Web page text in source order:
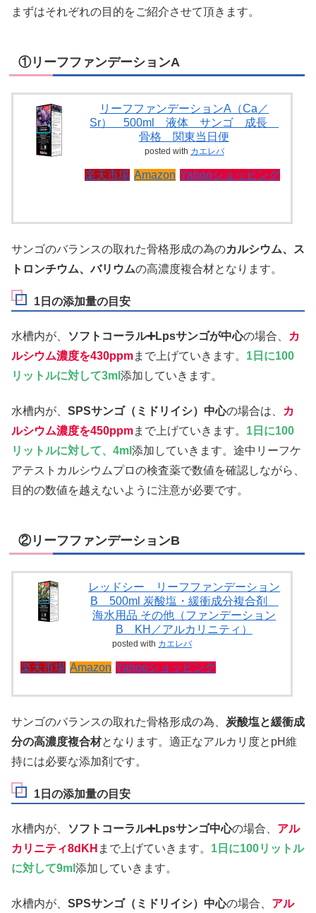
まずはそれぞれの目的をご紹介させて頂きます。
①リーフファンデーションA
リーフファンデーションA（Ca／
Sr） 500ml 液体 サンゴ 成長
骨格 関東当日便
posted with カエレバ
楽天市場 Amazon Yahooショッピング
サンゴのバランスの取れた骨格形成の為のカルシウム、ス
トロンチウム、バリウムの高濃度複合材となります。
1日の添加量の目安
水槽内が、 ソフトコーラル➕Lpsサンゴが中心の場合、
カ
ルシウム濃度を430ppmまで上げていきます。 1日に100
リットルに対して3ml 添加していきます。
水槽内が、 SPSサンゴ（ミドリイシ）中心の場合は、
カ
ルシウム濃度を450ppmまで上げていきます。 1日に100
リットルに対して、4ml 添加していきます。途中リーフケ
アテストカルシウムプロの検査薬で数値を確認しながら、
目的の数値を越えないように注意が必要です。
②リーフファンデーションB
レッドシー リーフファンデーション
B 500ml 炭酸塩・緩衝成分複合剤
海水用品 その他（ファンデーション
B KH／アルカリニティ）
posted with カエレバ
楽天市場 Amazon Yahooショッピング
サンゴのバランスの取れた骨格形成の為、 炭酸塩と緩衝成
分の高濃度複合材となります。適正なアルカリ度とpH維
持には必要な添加剤です。
1日の添加量の目安
水槽内が、 ソフトコーラル➕Lpsサンゴ中心の場合、 アル
カリニティ8dKH まで上げていきます。 1日に100リットル
に対して9ml 添加していきます。
水槽内が、 SPSサンゴ（ミドリイシ）中心の場合、 アル